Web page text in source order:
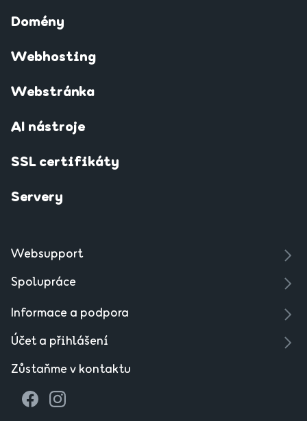
Domény
Webhosting
Webstránka
AI nástroje
SSL certifikáty
Servery
Websupport
Spolupráce
Informace a podpora
Účet a přihlášení
Zůstaňme v kontaktu